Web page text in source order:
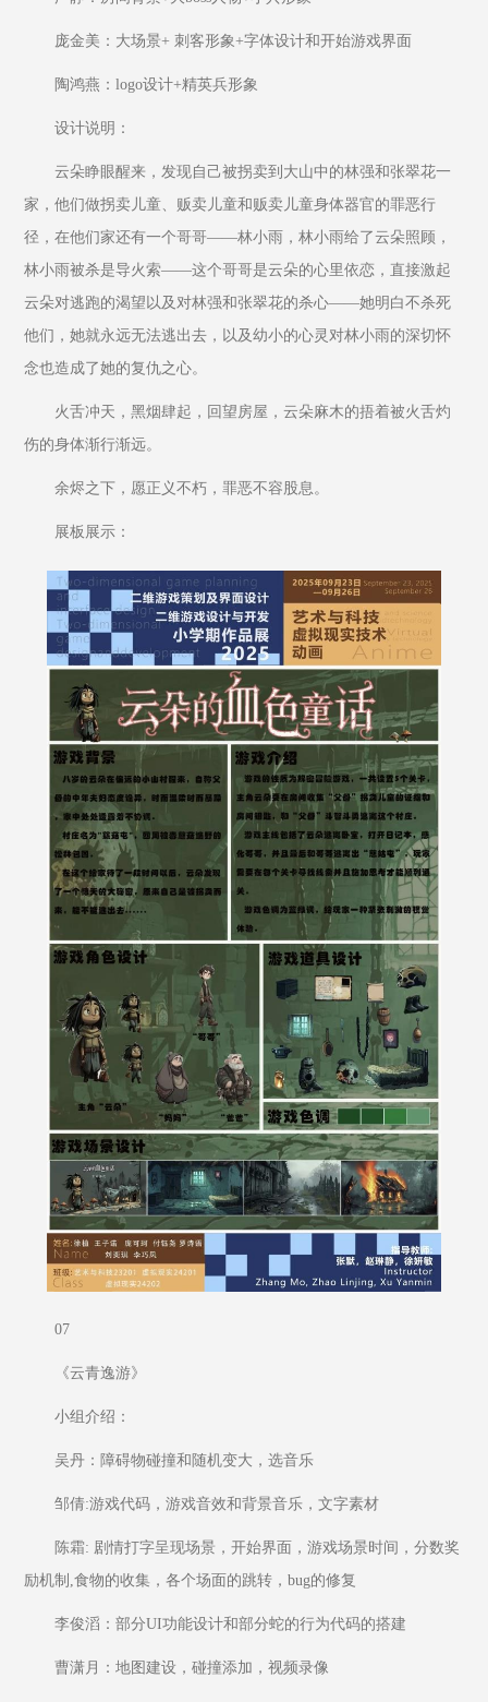
庞金美：大场景+ 刺客形象+字体设计和开始游戏界面
陶鸿燕：logo设计+精英兵形象
设计说明：
云朵睁眼醒来，发现自己被拐卖到大山中的林强和张翠花一
家，他们做拐卖儿童、贩卖儿童和贩卖儿童身体器官的罪恶行
径，在他们家还有一个哥哥——林小雨，林小雨给了云朵照顾，
林小雨被杀是导火索——这个哥哥是云朵的心里依恋，直接激起
云朵对逃跑的渴望以及对林强和张翠花的杀心——她明白不杀死
他们，她就永远无法逃出去，以及幼小的心灵对林小雨的深切怀
念也造成了她的复仇之心。
火舌冲天，黑烟肆起，回望房屋，云朵麻木的捂着被火舌灼
伤的身体渐行渐远。
余烬之下，愿正义不朽，罪恶不容股息。
展板展示：
07
《云青逸游》
小组介绍：
吴丹：障碍物碰撞和随机变大，选音乐
邹倩:游戏代码，游戏音效和背景音乐，文字素材
陈霜: 剧情打字呈现场景，开始界面，游戏场景时间，分数奖
励机制,食物的收集，各个场面的跳转，bug的修复
李俊滔：部分UI功能设计和部分蛇的行为代码的搭建
曹潇月：地图建设，碰撞添加，视频录像